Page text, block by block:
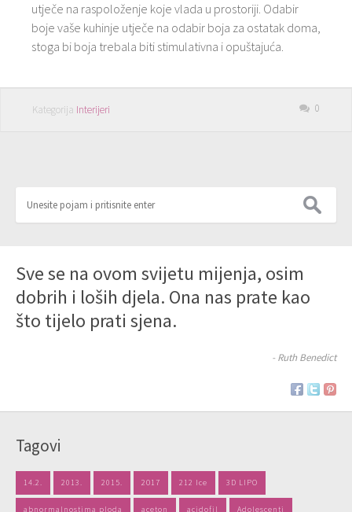
utječe na raspoloženje koje vlada u prostoriji. Odabir
boje vaše kuhinje utječe na odabir boja za ostatak doma,
stoga bi boja trebala biti stimulativna i opuštajuća.
Kategorija Interijeri 0
Sve se na ovom svijetu mijenja, osim
dobrih i loših djela. Ona nas prate kao
što tijelo prati sjena.
- Ruth Benedict
Tagovi
14.2. 2013. 2015. 2017 212 Ice 3D LIPO
abnormalnostima ploda aceton acidofil Adolescenti